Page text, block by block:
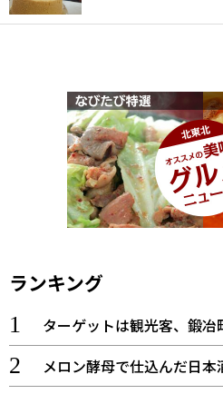
ランキング
ターゲットは観光客、鍛冶
メロン酵母で仕込んだ日本